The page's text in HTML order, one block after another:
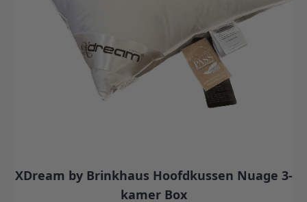
XDream by Brinkhaus Hoofdkussen Nuage 3-
kamer Box